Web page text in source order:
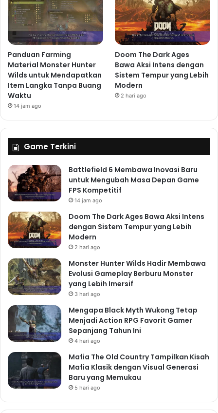
Panduan Farming
Material Monster Hunter
Wilds untuk Mendapatkan
Item Langka Tanpa Buang
Waktu
14 jam ago
Doom The Dark Ages
Bawa Aksi Intens dengan
Sistem Tempur yang Lebih
Modern
2 hari ago
Game Terkini
Battlefield 6 Membawa Inovasi Baru
untuk Mengubah Masa Depan Game
FPS Kompetitif
14 jam ago
Doom The Dark Ages Bawa Aksi Intens
dengan Sistem Tempur yang Lebih
Modern
2 hari ago
Monster Hunter Wilds Hadir Membawa
Evolusi Gameplay Berburu Monster
yang Lebih Imersif
3 hari ago
Mengapa Black Myth Wukong Tetap
Menjadi Action RPG Favorit Gamer
Sepanjang Tahun Ini
4 hari ago
Mafia The Old Country Tampilkan Kisah
Mafia Klasik dengan Visual Generasi
Baru yang Memukau
5 hari ago